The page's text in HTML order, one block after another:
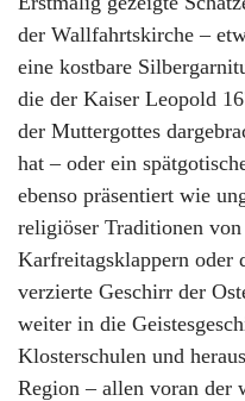
der Wallfahrtskirche –
eine kostbare
die der Kaiser Leopold
der Muttergottes
hat – oder ein
ebenso präsentiert wie
religiöser Traditionen
Karfreitagsklappern oder
verzierte Geschirr der
weiter in die
Klosterschulen und
Region – allen voran der